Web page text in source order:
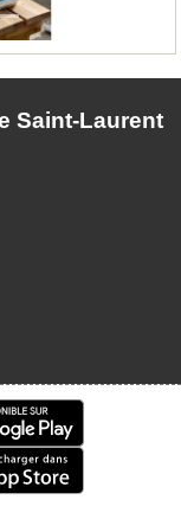
Saint-Laurent